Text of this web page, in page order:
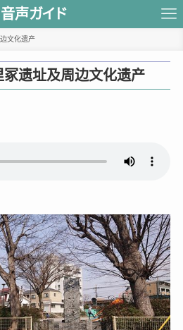
声ガイド
文化遗产
遗址及周边文化遗产